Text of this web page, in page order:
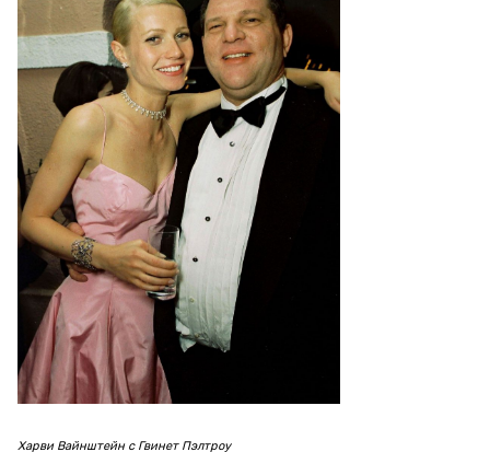
Харви Вайнштейн с Гвинет Пэлтроу